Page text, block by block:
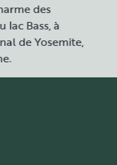
des
lac Bass, à
de Yosemite,